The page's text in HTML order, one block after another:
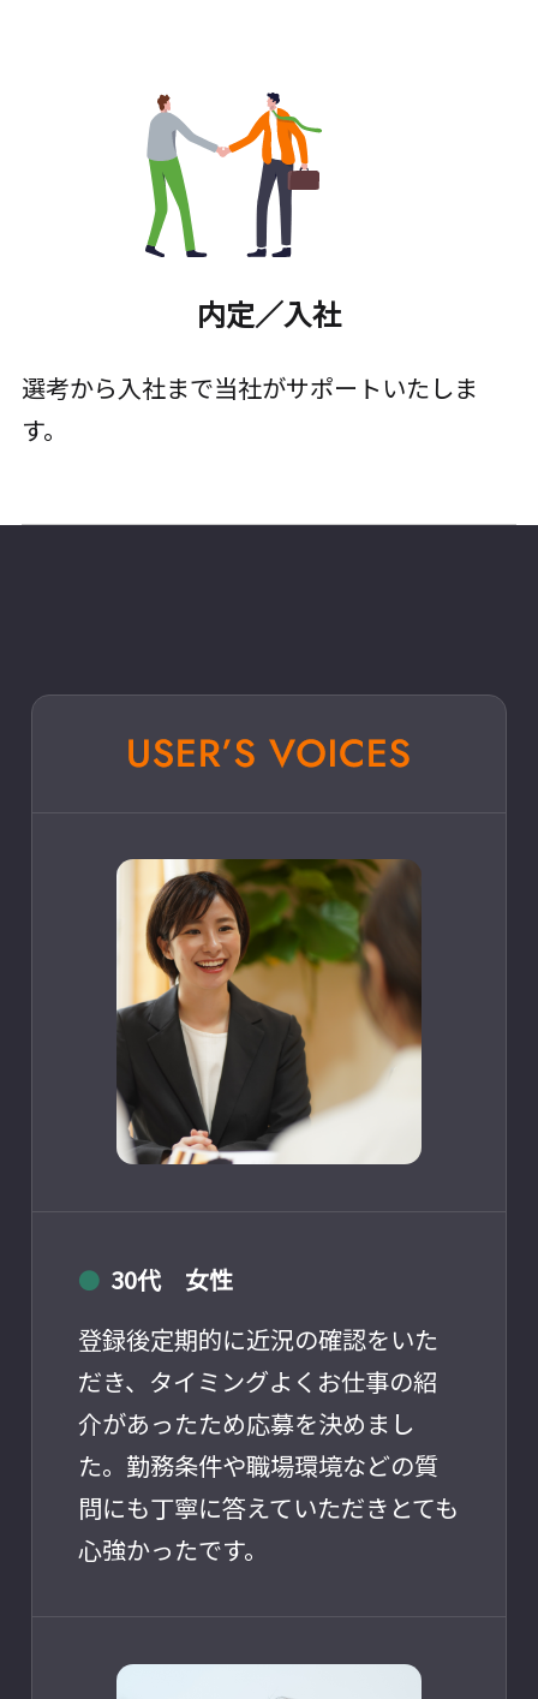
内定／入社
選考から入社まで当社がサポートいたしま
す。
● 30代 女性
登録後定期的に近況の確認をいた
だき、タイミングよくお仕事の紹
介があったため応募を決めまし
た。勤務条件や職場環境などの質
問にも丁寧に答えていただきとても
心強かったです。